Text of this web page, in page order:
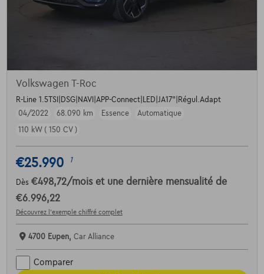
Volkswagen T-Roc
R-Line 1.5TSI|DSG|NAVI|APP-Connect|LED|JA17"|Régul.Adapt
04/2022
68.090 km Essence
Automatique
110 kW ( 150 CV )
€25.990 1
Dès €498,72/mois et une dernière mensualité de
€6.996,22
Découvrez l’exemple chiffré complet
4700 Eupen, Car Alliance
Comparer